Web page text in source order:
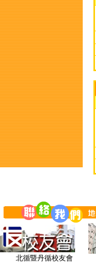
北循暨丹循校友會